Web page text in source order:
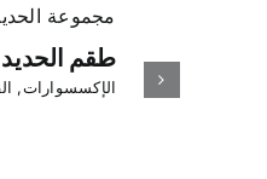
طقم الحديد
الإكسسوارات,